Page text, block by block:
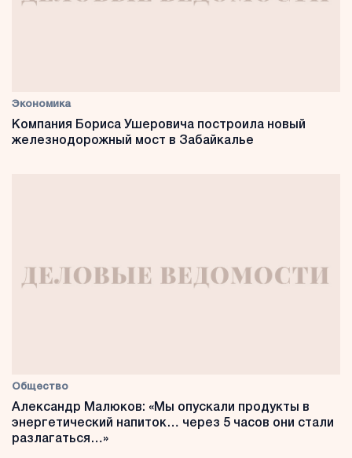
Экономика
Компания Бориса Ушеровича построила новый
железнодорожный мост в Забайкалье
Общество
Александр Малюков: «Мы опускали продукты в
энергетический напиток… через 5 часов они стали
разлагаться…»